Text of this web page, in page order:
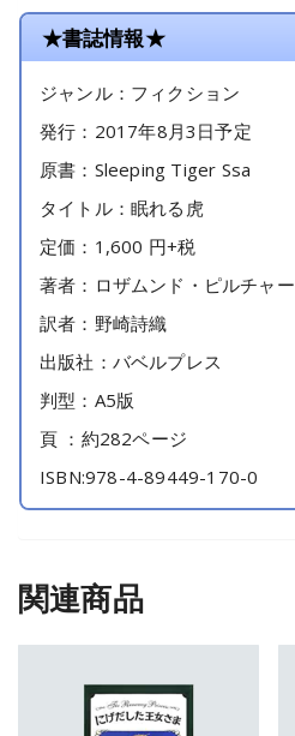
★書誌情報★
ジャンル：フィクション
発行：2017年8月3日予定
原書：Sleeping Tiger Ssa
タイトル：眠れる虎
定価：1,600 円+税
著者：ロザムンド・ピルチャー
訳者：野崎詩織
出版社：バベルプレス
判型：A5版
頁 ：約282ページ
ISBN:978-4-89449-170-0
関連商品